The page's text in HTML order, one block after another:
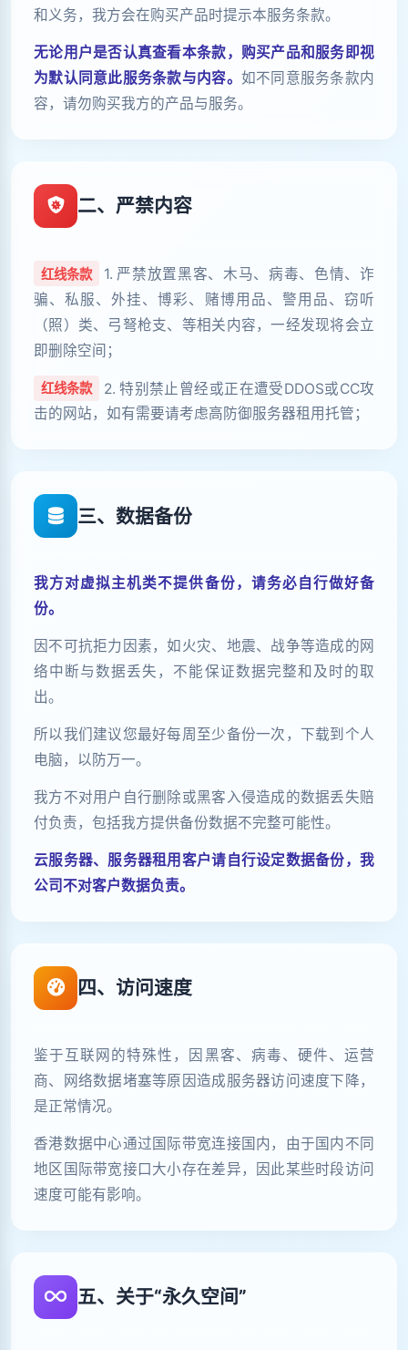
和义务，我方会在购买产品时提示本服务条款。
无论用户是否认真查看本条款，购买产品和服务即视
为默认同意此服务条款与内容。 如不同意服务条款内
容，请勿购买我方的产品与服务。
二、严禁内容
红线条款
1. 严禁放置黑客、木马、病毒、色情、诈
骗、私服、外挂、博彩、赌博用品、警用品、窃听
（照）类、弓弩枪支、等相关内容，一经发现将会立
即删除空间；
红线条款
2. 特别禁止曾经或正在遭受DDOS或CC攻
击的网站，如有需要请考虑高防御服务器租用托管；
三、数据备份
我方对虚拟主机类不提供备份，请务必自行做好备
份。
因不可抗拒力因素，如火灾、地震、战争等造成的网
络中断与数据丢失，不能保证数据完整和及时的取
出。
所以我们建议您最好每周至少备份一次，下载到个人
电脑，以防万一。
我方不对用户自行删除或黑客入侵造成的数据丢失赔
付负责，包括我方提供备份数据不完整可能性。
云服务器、服务器租用客户请自行设定数据备份，我
公司不对客户数据负责。
四、访问速度
鉴于互联网的特殊性，因黑客、病毒、硬件、运营
商、网络数据堵塞等原因造成服务器访问速度下降，
是正常情况。
香港数据中心通过国际带宽连接国内，由于国内不同
地区国际带宽接口大小存在差异，因此某些时段访问
速度可能有影响。
五、关于“永久空间”